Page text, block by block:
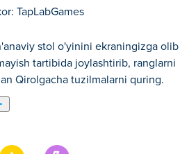
TapLabGames
stol o'yinini ekraningizga olib
tartibida joylashtirib, ranglarni
Qirolgacha tuzilmalarni quring.